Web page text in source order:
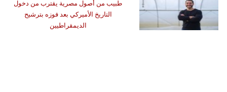
طبيب من أصول مصرية يقترب من دخول
التاريخ الأميركي بعد فوزه بترشيح
الديمقراطيين